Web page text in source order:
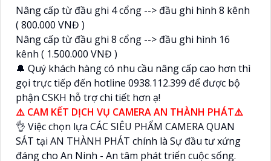
Nâng cấp từ đầu ghi 4 cổng --> đầu ghi hình 8 kênh
( 800.000 VNĐ )
Nâng cấp từ đầu ghi 8 cổng --> đầu ghi hình 16
kênh ( 1.500.000 VNĐ )
🔔 Quý khách hàng có nhu cầu nâng cấp cao hơn thì
gọi trực tiếp đến hotline 0938.112.399 để được bộ
phận CSKH hỗ trợ chi tiết hơn ạ!
⚠️ CAM KẾT DỊCH VỤ CAMERA AN THÀNH PHÁT⚠️
👌 Việc chọn lựa CÁC SIÊU PHẨM CAMERA QUAN
SÁT tại AN THÀNH PHÁT chính là Sự đầu tư xứng
đáng cho An Ninh - An tâm phát triển cuộc sống.